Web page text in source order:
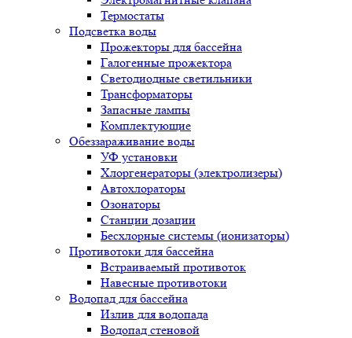
Термостаты
Подсветка воды
Прожекторы для бассейна
Галогенные прожектора
Светодиодные светильники
Трансформаторы
Запасные лампы
Комплектующие
Обеззараживание воды
УФ установки
Хлоргенераторы (электролизеры)
Автохлораторы
Озонаторы
Станции дозации
Бесхлорные системы (ионизаторы)
Противотоки для бассейна
Встраиваемый противоток
Навесные противотоки
Водопад для бассейна
Излив для водопада
Водопад стеновой